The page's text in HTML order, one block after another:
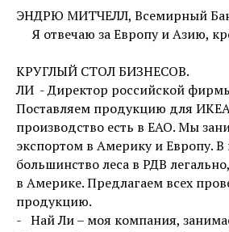
ЭНДРЮ МИТЧЕЛЛ, Всемирный
Я отвечаю за Европу и Азию,
КРУГЛЫЙ СТОЛ БИЗНЕСОВ.
ЛИ - Директор российской
Поставляем продукцию для
производство есть в ЕАО. Мы
экспортом в Америку и Европу.
большинство леса в РДВ
в Америке. Предлагаем всех
продукцию.
- Най Ли – моя компания,